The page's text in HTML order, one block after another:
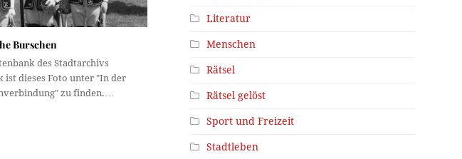
Burschen
des Stadtarchivs
ist dieses Foto unter "In der
zu finden.…
Literatur
Menschen
Rätsel
Rätsel gelöst
Sport und Freizeit
Stadtleben